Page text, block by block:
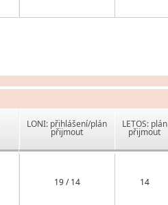
LONI: přihlášení/plán
přijmout
LETOS: plán
přijmout
19 / 14 14